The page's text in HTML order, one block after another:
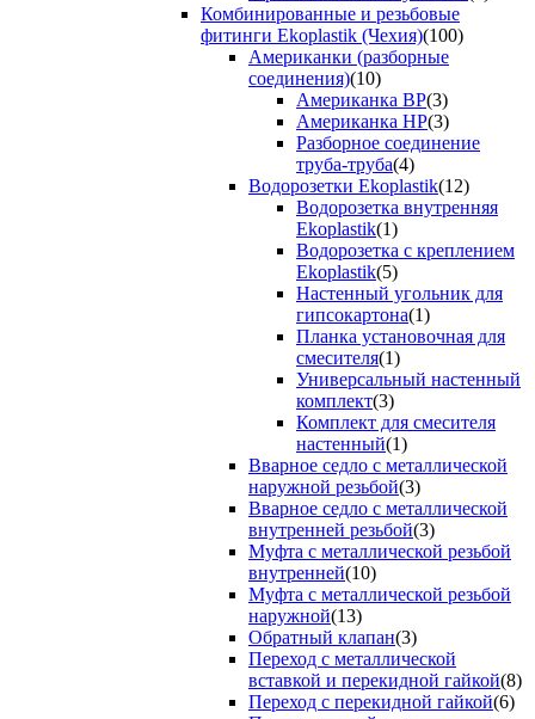
Комбинированные и резьбовые
фитинги Ekoplastik (Чехия)(100)
Американки (разборные
соединения)(10)
Американка ВР(3)
Американка НР(3)
Разборное соединение
труба-труба(4)
Водорозетки Ekoplastik(12)
Водорозетка внутренняя
Ekoplastik(1)
Водорозетка с креплением
Ekoplastik(5)
Настенный угольник для
гипсокартона(1)
Планка установочная для
смесителя(1)
Универсальный настенный
комплект(3)
Комплект для смесителя
настенный(1)
Вварное седло с металлической
наружной резьбой(3)
Вварное седло с металлической
внутренней резьбой(3)
Муфта с металлической резьбой
внутренней(10)
Муфта с металлической резьбой
наружной(13)
Обратный клапан(3)
Переход с металлической
вставкой и перекидной гайкой(8)
Переход с перекидной гайкой(6)